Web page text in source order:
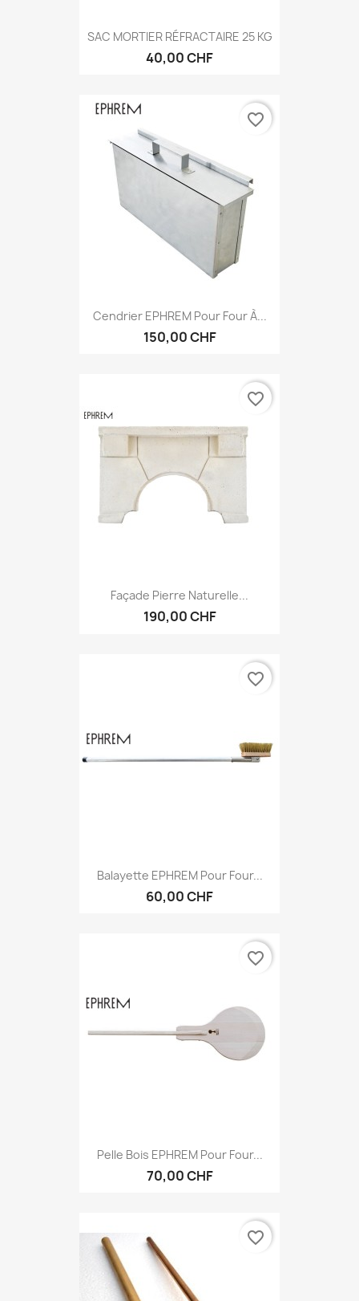
SAC MORTIER RÉFRACTAIRE 25 KG
40,00 CHF
Cendrier EPHREM Pour Four À...
150,00 CHF
favorite_border
Façade Pierre Naturelle...
190,00 CHF
favorite_border
Balayette EPHREM Pour Four...
60,00 CHF
favorite_border
Pelle Bois EPHREM Pour Four...
70,00 CHF
favorite_border
favorite_border